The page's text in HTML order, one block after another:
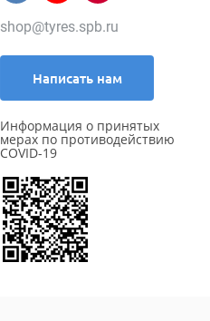
shop@tyres.spb.ru
Написать нам
Информация о принятых
мерах по противодействию
COVID-19